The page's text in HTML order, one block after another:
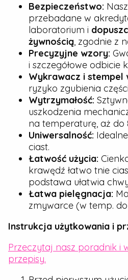
Bezpieczeństwo:
przebadane w
laboratorium i
żywnością, zgodnie z
Precyzyjne wzory:
i szczegółowe odbicie
Wykrawacz i stempel
ryzyko zgubienia
Wytrzymałość:
uszkodzenia
na temperaturę, aż do
Uniwersalność:
ciast.
Łatwość użycia:
krawędź łatwo tnie
podstawa ułatwia
Łatwa pielęgnacja:
zmywarce (w temp. do
Instrukcja użytkowania i
Przeczytaj nasz poradnik i
przepisy.